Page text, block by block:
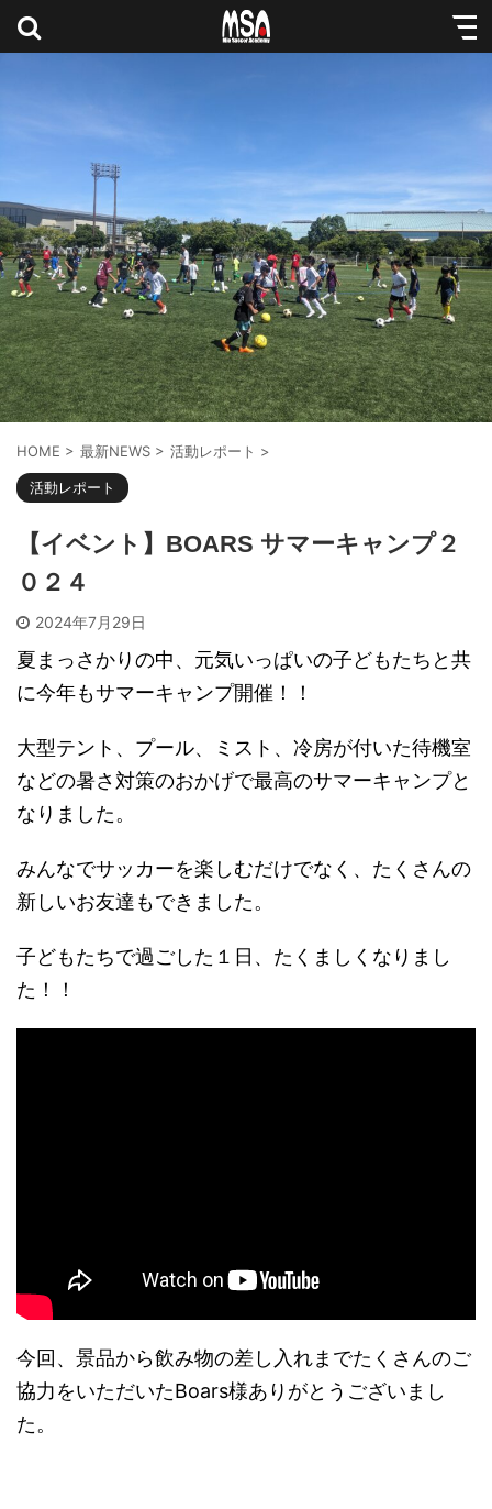
HOME > 最新NEWS > 活動レポート >
活動レポート
【イベント】BOARS サマーキャンプ２
０２４
2024年7月29日
夏まっさかりの中、元気いっぱいの子どもたちと共
に今年もサマーキャンプ開催！！
大型テント、プール、ミスト、冷房が付いた待機室
などの暑さ対策のおかげで最高のサマーキャンプと
なりました。
みんなでサッカーを楽しむだけでなく、たくさんの
新しいお友達もできました。
子どもたちで過ごした１日、たくましくなりまし
た！！
今回、景品から飲み物の差し入れまでたくさんのご
協力をいただいたBoars様ありがとうございまし
た。